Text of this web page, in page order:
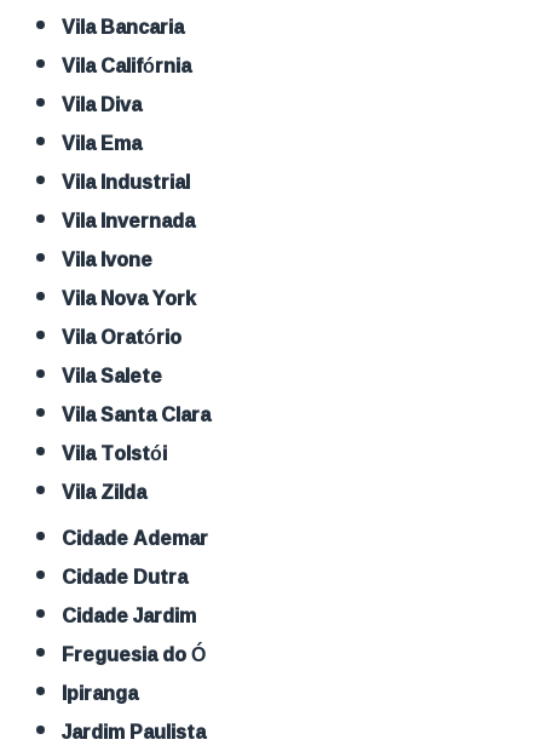
Vila Bancaria
Vila Califórnia
Vila Diva
Vila Ema
Vila Industrial
Vila Invernada
Vila Ivone
Vila Nova York
Vila Oratório
Vila Salete
Vila Santa Clara
Vila Tolstói
Vila Zilda
Cidade Ademar
Cidade Dutra
Cidade Jardim
Freguesia do Ó
Ipiranga
Jardim Paulista